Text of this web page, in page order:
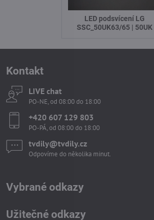
LED podsvícení LG
SSC_50UK63/65 | 50UK
Kontakt
LIVE chat
PO-NE, od 08:00 do 18:00
+420 607 129 803
PO-PÁ, od 08:00 do 18:00
tvdily​@tvdily​.cz
Odpovíme do několika minut.
Vybrané odkazy
Užitečné odkazy